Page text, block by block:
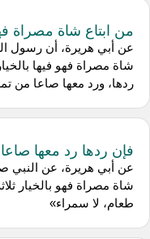
من ابتاع شاة مصراة فهو
عن أبي هريرة، أن رسول
شاة مصراة فهو فيها
ردها، ورد معها صاعا من
فإن ردها رد معها
عن أبي هريرة، عن النبي
شاة مصراة فهو بالخيار
طعام، لا سمراء»